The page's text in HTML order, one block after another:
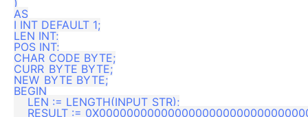
)
AS
I INT DEFAULT 1;
LEN INT;
POS INT;
CHAR_CODE BYTE;
CURR_BYTE BYTE;
NEW_BYTE BYTE;
BEGIN
    LEN := LENGTH(INPUT_STR);
RESULT :=